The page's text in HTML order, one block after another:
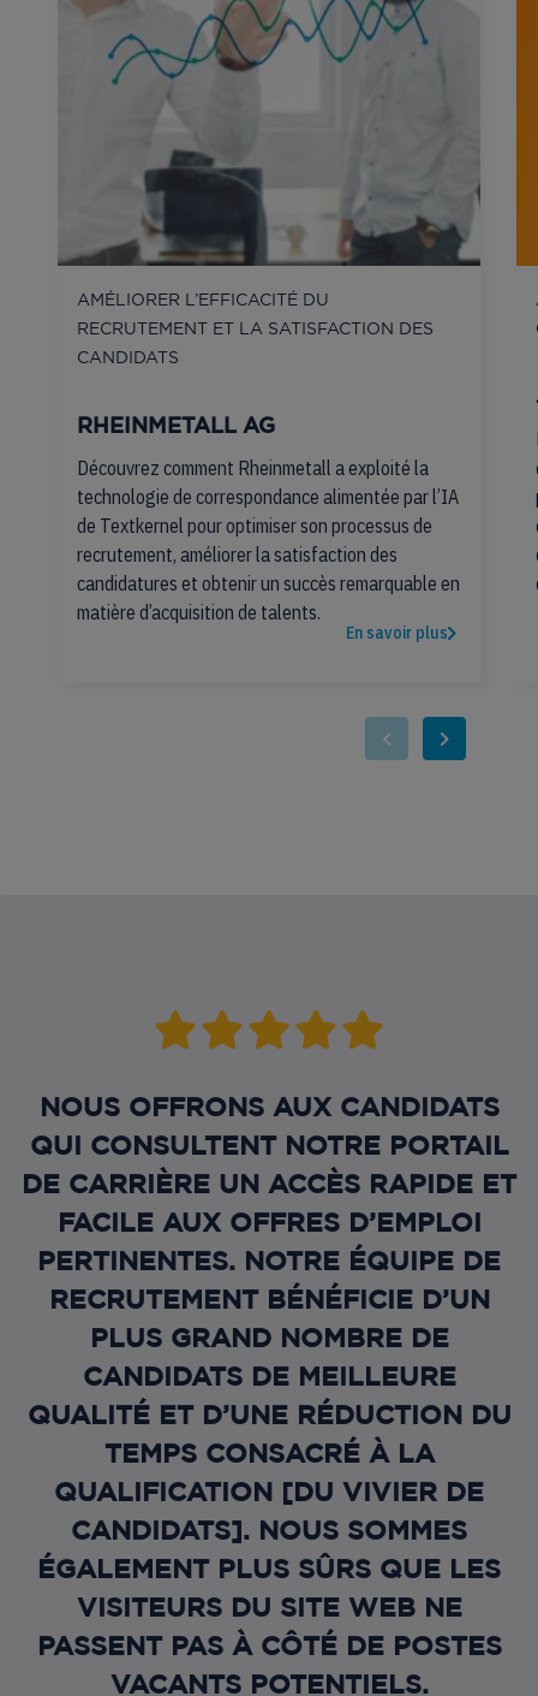
AMÉLIORER L’EFFICACITÉ DU
RECRUTEMENT ET LA SATISFACTION DES
CANDIDATS
RHEINMETALL AG
Découvrez comment Rheinmetall a exploité la
technologie de correspondance alimentée par l’IA
de Textkernel pour optimiser son processus de
recrutement, améliorer la satisfaction des
candidatures et obtenir un succès remarquable en
matière d’acquisition de talents.
En savoir plus
NOUS OFFRONS AUX CANDIDATS
QUI CONSULTENT NOTRE PORTAIL
DE CARRIÈRE UN ACCÈS RAPIDE ET
FACILE AUX OFFRES D’EMPLOI
PERTINENTES. NOTRE ÉQUIPE DE
RECRUTEMENT BÉNÉFICIE D’UN
PLUS GRAND NOMBRE DE
CANDIDATS DE MEILLEURE
QUALITÉ ET D’UNE RÉDUCTION DU
TEMPS CONSACRÉ À LA
QUALIFICATION [DU VIVIER DE
CANDIDATS]. NOUS SOMMES
ÉGALEMENT PLUS SÛRS QUE LES
VISITEURS DU SITE WEB NE
PASSENT PAS À CÔTÉ DE POSTES
VACANTS POTENTIELS.